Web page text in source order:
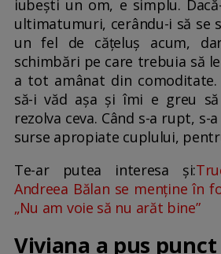
iubești un om, e simplu.
ultimatumuri, cerându-i să se
un fel de cățeluș acum,
schimbări pe care trebuia să
a tot amânat din
să-i văd așa și îmi e greu
rezolva ceva. Când s-a rupt, s-
surse apropiate cuplului,
Te-ar putea interesa și:
Andreea Bălan se menține în
„Nu am voie să nu arăt bine”
Viviana a pus